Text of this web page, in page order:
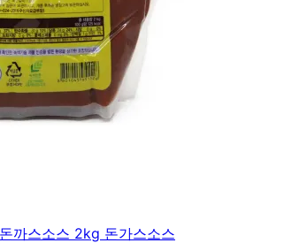
까스소스 2kg 돈가스소스